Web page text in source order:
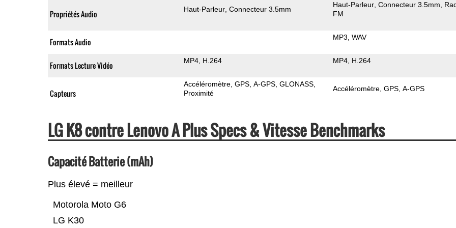
Propriétés Audio Haut-Parleur Connecteur 3.5mm
Haut-Parleur Connecteur 3.5mm
FM
Formats Audio MP3 WAV
Formats Lecture Vidéo MP4 H.264 MP4 H.264
Capteurs
Accéléromètre GPS A-GPS GLONASS
Proximité
Accéléromètre GPS A-GPS
LG K8 contre Lenovo A Plus Specs & Vitesse Benchmarks
Capacité Batterie (mAh)
Plus élevé = meilleur
LG K30
Motorola Moto G6